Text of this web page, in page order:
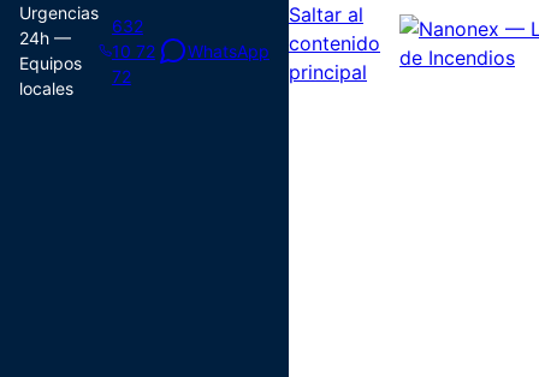
Urgencias
24h —
Equipos
locales
632
10 72
72
WhatsApp
Saltar al
contenido
principal